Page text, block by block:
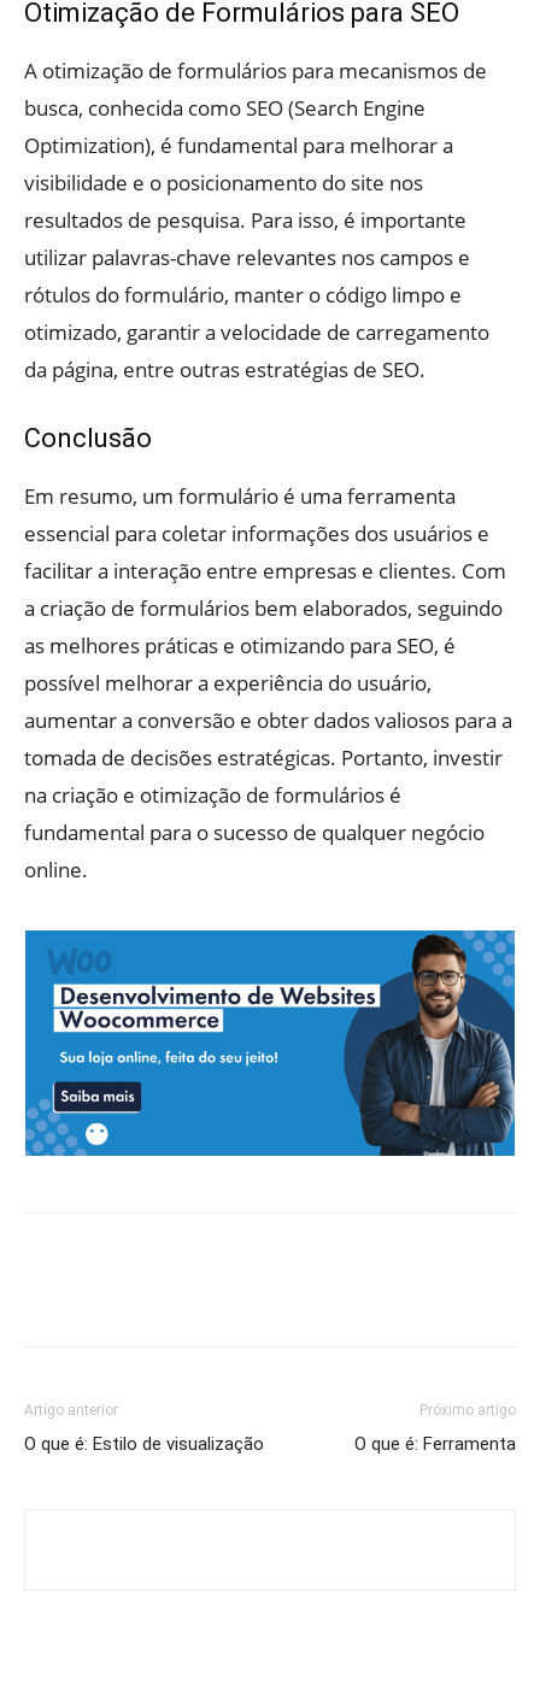
Otimização de Formulários para SEO
A otimização de formulários para mecanismos de
busca, conhecida como SEO (Search Engine
Optimization), é fundamental para melhorar a
visibilidade e o posicionamento do site nos
resultados de pesquisa. Para isso, é importante
utilizar palavras-chave relevantes nos campos e
rótulos do formulário, manter o código limpo e
otimizado, garantir a velocidade de carregamento
da página, entre outras estratégias de SEO.
Conclusão
Em resumo, um formulário é uma ferramenta
essencial para coletar informações dos usuários e
facilitar a interação entre empresas e clientes. Com
a criação de formulários bem elaborados, seguindo
as melhores práticas e otimizando para SEO, é
possível melhorar a experiência do usuário,
aumentar a conversão e obter dados valiosos para a
tomada de decisões estratégicas. Portanto, investir
na criação e otimização de formulários é
fundamental para o sucesso de qualquer negócio
online.
Artigo anterior
O que é: Estilo de visualização
Próximo artigo
O que é: Ferramenta